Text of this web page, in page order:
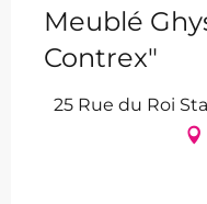
Meublé
Contrex"
25 Rue du Roi